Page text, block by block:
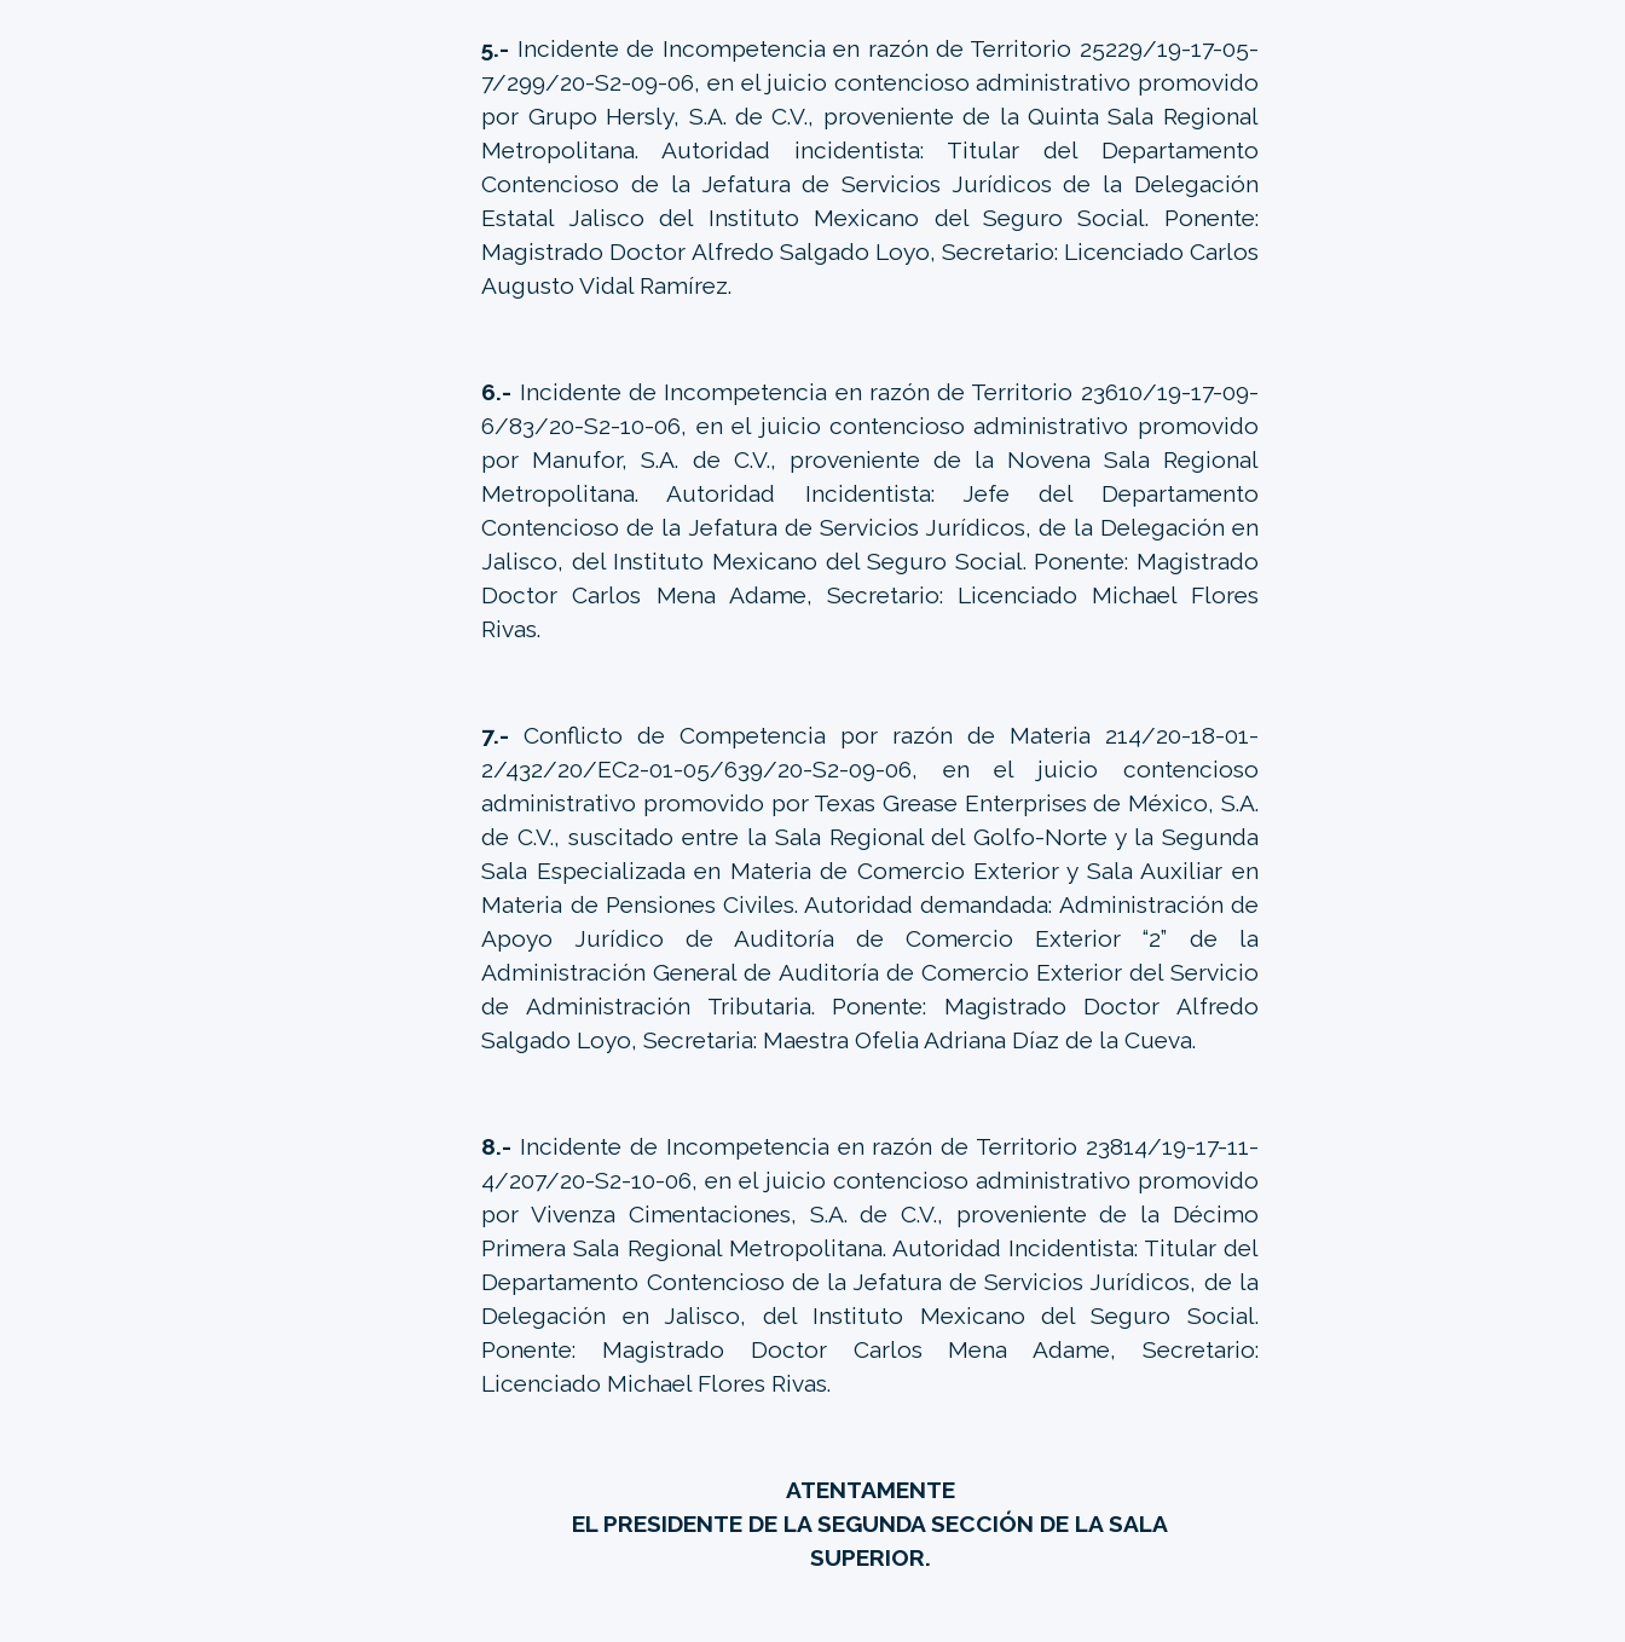
5.- Incidente de Incompetencia en razón de Territorio 25229/19-17-05-
7/299/20-S2-09-06, en el juicio contencioso administrativo promovido
por Grupo Hersly, S.A. de C.V., proveniente de la Quinta Sala Regional
Metropolitana. Autoridad incidentista: Titular del Departamento
Contencioso de la Jefatura de Servicios Jurídicos de la Delegación
Estatal Jalisco del Instituto Mexicano del Seguro Social. Ponente:
Magistrado Doctor Alfredo Salgado Loyo, Secretario: Licenciado Carlos
Augusto Vidal Ramírez.
6.- Incidente de Incompetencia en razón de Territorio 23610/19-17-09-
6/83/20-S2-10-06, en el juicio contencioso administrativo promovido
por Manufor, S.A. de C.V., proveniente de la Novena Sala Regional
Metropolitana. Autoridad Incidentista: Jefe del Departamento
Contencioso de la Jefatura de Servicios Jurídicos, de la Delegación en
Jalisco, del Instituto Mexicano del Seguro Social. Ponente: Magistrado
Doctor Carlos Mena Adame, Secretario: Licenciado Michael Flores
Rivas.
7.- Conflicto de Competencia por razón de Materia 214/20-18-01-
2/432/20/EC2-01-05/639/20-S2-09-06, en el juicio contencioso
administrativo promovido por Texas Grease Enterprises de México, S.A.
de C.V., suscitado entre la Sala Regional del Golfo-Norte y la Segunda
Sala Especializada en Materia de Comercio Exterior y Sala Auxiliar en
Materia de Pensiones Civiles. Autoridad demandada: Administración de
Apoyo Jurídico de Auditoría de Comercio Exterior “2” de la
Administración General de Auditoría de Comercio Exterior del Servicio
de Administración Tributaria. Ponente: Magistrado Doctor Alfredo
Salgado Loyo, Secretaria: Maestra Ofelia Adriana Díaz de la Cueva.
8.- Incidente de Incompetencia en razón de Territorio 23814/19-17-11-
4/207/20-S2-10-06, en el juicio contencioso administrativo promovido
por Vivenza Cimentaciones, S.A. de C.V., proveniente de la Décimo
Primera Sala Regional Metropolitana. Autoridad Incidentista: Titular del
Departamento Contencioso de la Jefatura de Servicios Jurídicos, de la
Delegación en Jalisco, del Instituto Mexicano del Seguro Social.
Ponente: Magistrado Doctor Carlos Mena Adame, Secretario:
Licenciado Michael Flores Rivas.
ATENTAMENTE
EL PRESIDENTE DE LA SEGUNDA SECCIÓN DE LA SALA
SUPERIOR.